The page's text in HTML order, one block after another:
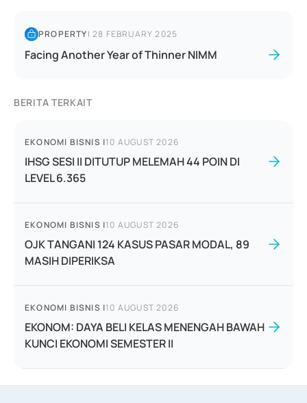
PROPERTY|28 FEBRUARY 2025
Facing Another Year of Thinner NIMM
BERITA TERKAIT
EKONOMI BISNIS |10 AUGUST 2026
IHSG SESI II DITUTUP MELEMAH 44 POIN DI
LEVEL 6.365
EKONOMI BISNIS |10 AUGUST 2026
OJK TANGANI 124 KASUS PASAR MODAL, 89
MASIH DIPERIKSA
EKONOMI BISNIS |10 AUGUST 2026
EKONOM: DAYA BELI KELAS MENENGAH BAWAH
KUNCI EKONOMI SEMESTER II